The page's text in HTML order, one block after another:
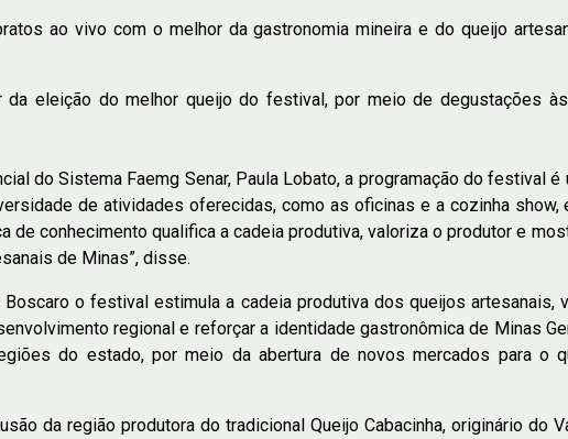
ao vivo com o melhor da gastronomia mineira e do queijo
da eleição do melhor queijo do festival, por meio de degustações
do Sistema Faemg Senar, Paula Lobato, a programação do festival
de atividades oferecidas, como as oficinas e a cozinha
de conhecimento qualifica a cadeia produtiva, valoriza o produtor e
de Minas”, disse.
o festival estimula a cadeia produtiva dos queijos
regional e reforçar a identidade gastronômica de Minas
do estado, por meio da abertura de novos mercados para o
da região produtora do tradicional Queijo Cabacinha, originário do